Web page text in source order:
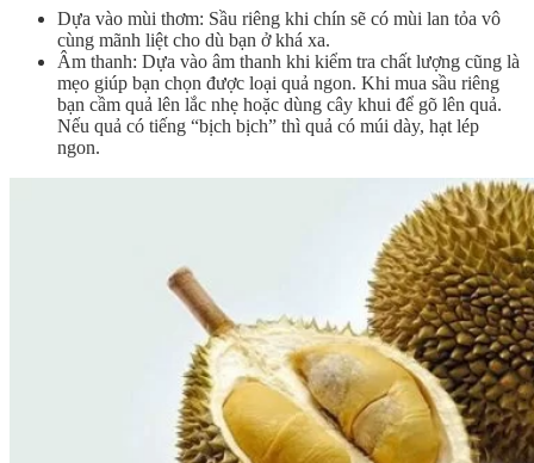
Dựa vào mùi thơm: Sầu riêng khi chín sẽ có mùi lan tỏa vô
cùng mãnh liệt cho dù bạn ở khá xa.
Âm thanh: Dựa vào âm thanh khi kiểm tra chất lượng cũng là
mẹo giúp bạn chọn được loại quả ngon. Khi mua sầu riêng
bạn cầm quả lên lắc nhẹ hoặc dùng cây khui để gõ lên quả.
Nếu quả có tiếng “bịch bịch” thì quả có múi dày, hạt lép
ngon.